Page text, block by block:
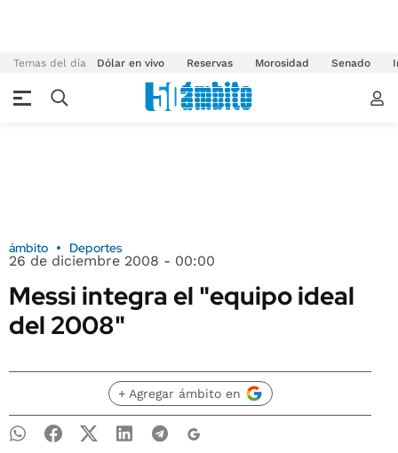
Temas del día Dólar en vivo Reservas Morosidad Senado
ámbito Deportes
26 de diciembre 2008 - 00:00
Messi integra el "equipo ideal
del 2008"
+ Agregar ámbito en